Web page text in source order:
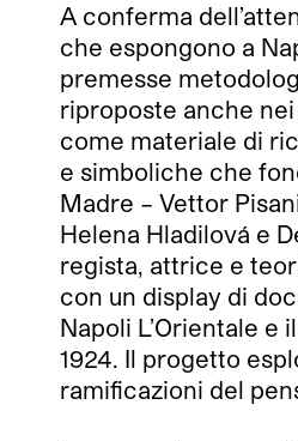
A conferma
che espongono a
premesse
riproposte anche
come materiale di
e simboliche che
Madre – Vettor
Helena Hladilová e
regista, attrice e
con un display di
Napoli L’Orientale
1924. Il progetto
ramificazioni del